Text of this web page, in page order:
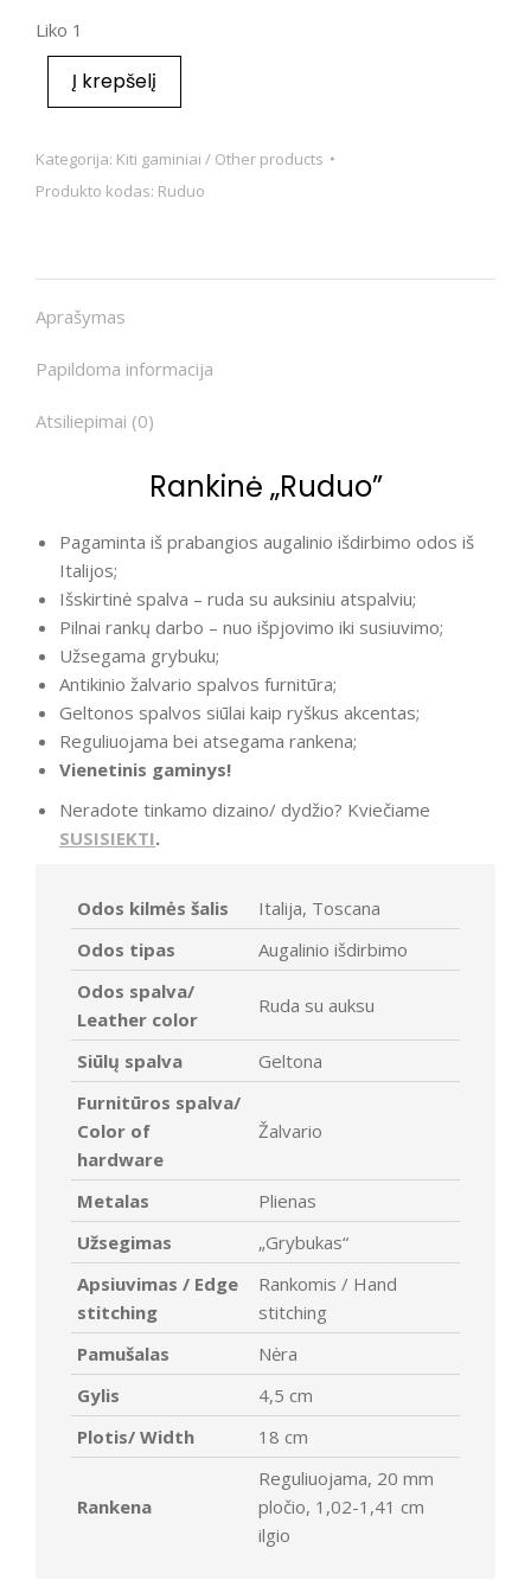
Liko 1
Į krepšelį
Kategorija: Kiti gaminiai / Other products
Produkto kodas: Ruduo
Aprašymas
Papildoma informacija
Atsiliepimai (0)
Rankinė „Ruduo”
Pagaminta iš prabangios augalinio išdirbimo odos iš
Italijos;
Išskirtinė spalva – ruda su auksiniu atspalviu;
Pilnai rankų darbo – nuo išpjovimo iki susiuvimo;
Užsegama grybuku;
Antikinio žalvario spalvos furnitūra;
Geltonos spalvos siūlai kaip ryškus akcentas;
Reguliuojama bei atsegama rankena;
Vienetinis gaminys!
Neradote tinkamo dizaino/ dydžio? Kviečiame
SUSISIEKTI.
Odos kilmės šalis
Italija, Toscana
Odos tipas
Augalinio išdirbimo
Odos spalva/
Leather color
Ruda su auksu
Siūlų spalva
Geltona
Furnitūros spalva/
Color of
hardware
Žalvario
Metalas
Plienas
Užsegimas
„Grybukas“
Apsiuvimas / Edge
stitching
Rankomis / Hand
stitching
Pamušalas
Nėra
Gylis
4,5 cm
Plotis/ Width
18 cm
Rankena
Reguliuojama, 20 mm
pločio, 1,02-1,41 cm
ilgio